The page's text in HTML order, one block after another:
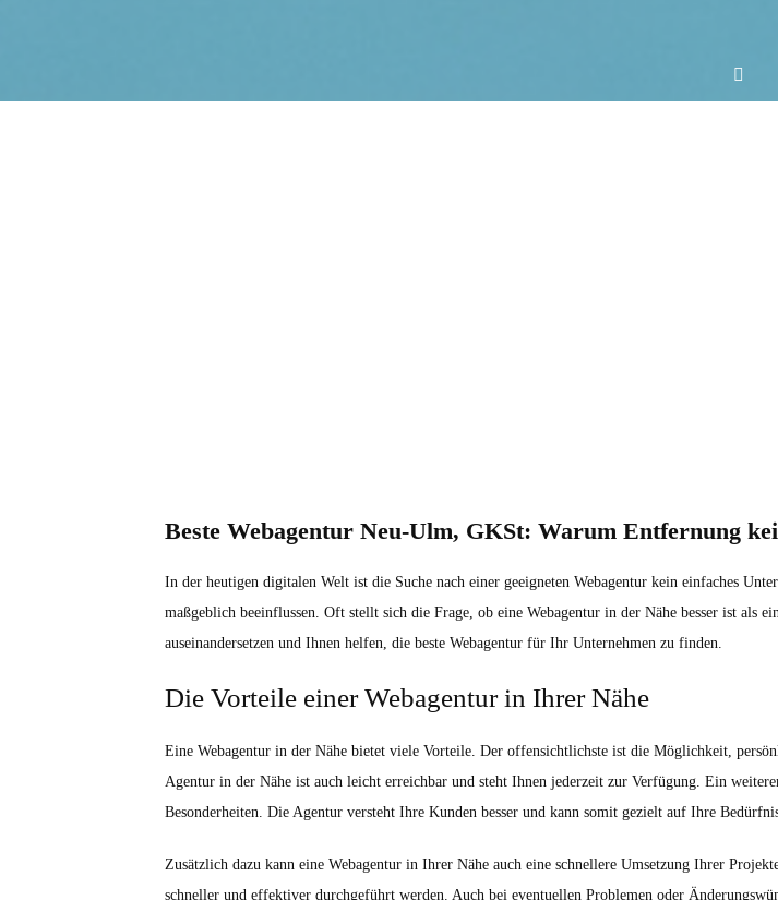
Beste Webagentur Neu-Ulm, GKSt: Warum Entfernung
In der heutigen digitalen Welt ist die Suche nach einer geeigneten Webagentur kein einfaches
maßgeblich beeinflussen. Oft stellt sich die Frage, ob eine Webagentur in der Nähe besser ist
auseinandersetzen und Ihnen helfen, die beste Webagentur für Ihr Unternehmen zu finden.
Die Vorteile einer Webagentur in Ihrer Nähe
Eine Webagentur in der Nähe bietet viele Vorteile. Der offensichtlichste ist die Möglichkeit,
Agentur in der Nähe ist auch leicht erreichbar und steht Ihnen jederzeit zur Verfügung. Ein
Besonderheiten. Die Agentur versteht Ihre Kunden besser und kann somit gezielt auf Ihre
Zusätzlich dazu kann eine Webagentur in Ihrer Nähe auch eine schnellere Umsetzung Ihrer
schneller und effektiver durchgeführt werden. Auch bei eventuellen Problemen oder